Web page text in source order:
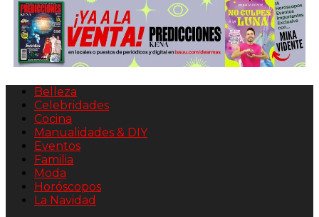
Belleza
Celebridades
Cocina
Manualidades & DIY
Eventos
Familia
Moda
Horóscopos
La Navidad